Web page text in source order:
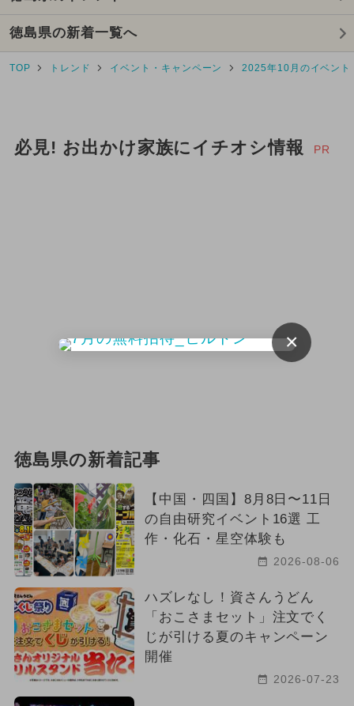
都民の日・県民の日・市民の日
2025年4月のイベント
2025年6月のイベント
2024年3月のイベント
2024年8月のイベント 日帰り
夏休み（日帰り） 夏休み（涼しい）
アート ハロウィンビュッフェ
ハロウィン クリスマス
厳選お出かけまとめ
2022年のイベント
徳島県の新着一覧へ
TOP トレンド イベント・キャンペーン 2025年10月のイベント
必見! お出かけ家族にイチオシ情報 PR
徳島県の新着記事
【中国・四国】8月8日〜11日
の自由研究イベント16選 工
作・化石・星空体験も
2026-08-06
ハズレなし！資さんうどん
「おこさまセット」注文でく
じが引ける夏のキャンペーン
開催
2026-07-23
×